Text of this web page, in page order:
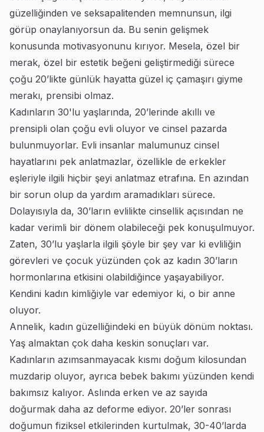
güzelliğinden ve seksapalitenden memnunsun, ilgi
görüp onaylanıyorsun da. Bu senin gelişmek
konusunda motivasyonunu kırıyor. Mesela, özel bir
merak, özel bir estetik beğeni geliştirmediği sürece
çoğu 20’likte günlük hayatta güzel iç çamaşırı giyme
merakı, prensibi olmaz.
Kadınların 30'lu yaşlarında, 20’lerinde akıllı ve
prensipli olan çoğu evli oluyor ve cinsel pazarda
bulunmuyorlar. Evli insanlar malumunuz cinsel
hayatlarını pek anlatmazlar, özellikle de erkekler
eşleriyle ilgili hiçbir şeyi anlatmaz etrafına. En azından
bir sorun olup da yardım aramadıkları sürece.
Dolayısıyla da, 30’ların evlilikte cinsellik açısından ne
kadar verimli bir dönem olabileceği pek konuşulmuyor.
Zaten, 30’lu yaşlarla ilgili şöyle bir şey var ki evliliğin
görevleri ve çocuk yüzünden çok az kadın 30’ların
hormonlarına etkisini olabildiğince yaşayabiliyor.
Kendini kadın kimliğiyle var edemiyor ki, o bir anne
oluyor.
Annelik, kadın güzelliğindeki en büyük dönüm noktası.
Yaş almaktan çok daha keskin sonuçları var.
Kadınların azımsanmayacak kısmı doğum kilosundan
muzdarip oluyor, ayrıca bebek bakımı yüzünden kendi
bakımsız kalıyor. Aslında erken ve az sayıda
doğurmak daha az deforme ediyor. 20’ler sonrası
doğumun fiziksel etkilerinden kurtulmak, 30-40’larda